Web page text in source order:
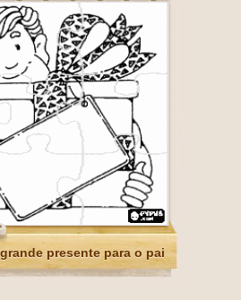
presente para o pai